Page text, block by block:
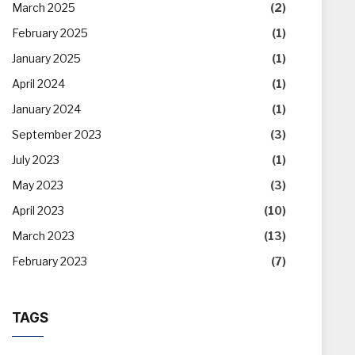
March 2025
(2)
February 2025
(1)
January 2025
(1)
April 2024
(1)
January 2024
(1)
September 2023
(3)
July 2023
(1)
May 2023
(3)
April 2023
(10)
March 2023
(13)
February 2023
(7)
TAGS